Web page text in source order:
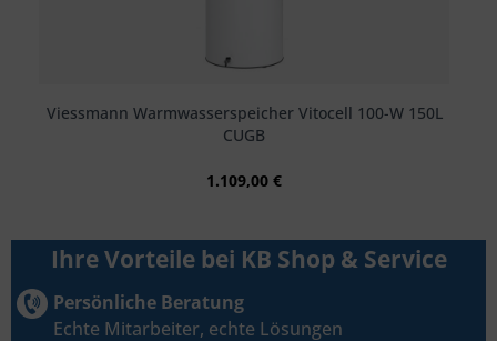
Viessmann Warmwasserspeicher Vitocell 100-W 150L
CUGB
1.109,00 €
Ihre Vorteile bei KB Shop & Service
Persönliche Beratung
Echte Mitarbeiter, echte Lösungen